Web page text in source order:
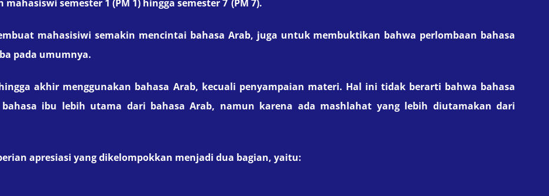
mahasiswi semester 1 (PM 1) hingga semester 7 (PM 7).
mahasisiwi semakin mencintai bahasa Arab, juga untuk membuktikan bahwa perlombaan bahasa
pada umumnya.
akhir menggunakan bahasa Arab, kecuali penyampaian materi. Hal ini tidak berarti bahwa bahasa
ibu lebih utama dari bahasa Arab, namun karena ada mashlahat yang lebih diutamakan dari
apresiasi yang dikelompokkan menjadi dua bagian, yaitu: